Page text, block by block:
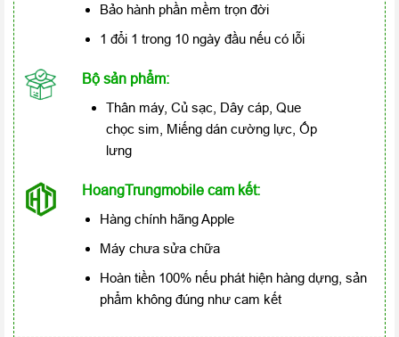
Bảo hành phần mềm trọn đời
1 đổi 1 trong 10 ngày đầu nếu có lỗi
Bộ sản phẩm:
Thân máy, Củ sạc, Dây cáp, Que
chọc sim, Miếng dán cường lực, Ốp
lưng
HoangTrungmobile cam kết:
Hàng chính hãng Apple
Máy chưa sửa chữa
Hoàn tiền 100% nếu phát hiện hàng dựng, sản
phẩm không đúng như cam kết